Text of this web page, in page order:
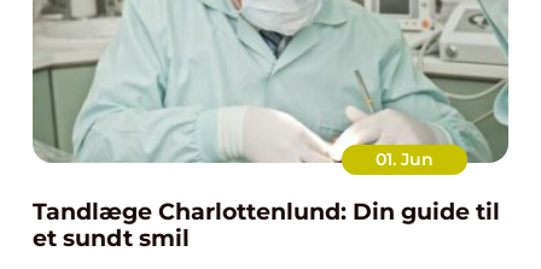
01. Jun
Tandlæge Charlottenlund: Din guide til
et sundt smil